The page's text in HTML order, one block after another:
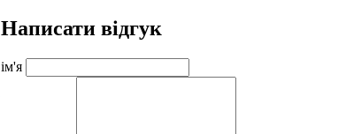
Написати відгук
ім'я